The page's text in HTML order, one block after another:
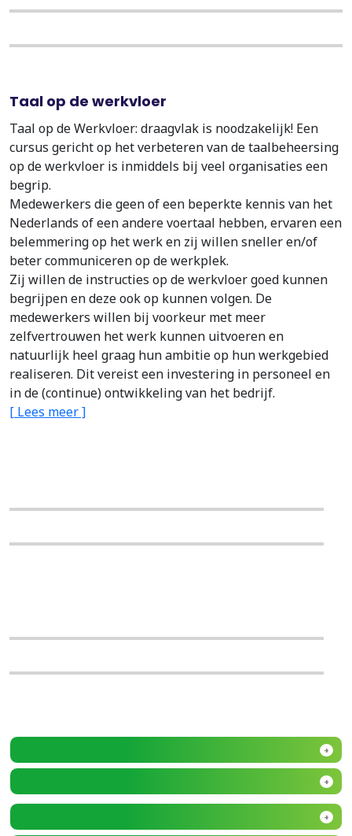
Taal op de werkvloer
Taal op de Werkvloer: draagvlak is noodzakelijk! Een
cursus gericht op het verbeteren van de taalbeheersing
op de werkvloer is inmiddels bij veel organisaties een
begrip.
Medewerkers die geen of een beperkte kennis van het
Nederlands of een andere voertaal hebben, ervaren een
belemmering op het werk en zij willen sneller en/of
beter communiceren op de werkplek.
Zij willen de instructies op de werkvloer goed kunnen
begrijpen en deze ook op kunnen volgen. De
medewerkers willen bij voorkeur met meer
zelfvertrouwen het werk kunnen uitvoeren en
natuurlijk heel graag hun ambitie op hun werkgebied
realiseren. Dit vereist een investering in personeel en
in de (continue) ontwikkeling van het bedrijf.
[ Lees meer ]
+
+
+